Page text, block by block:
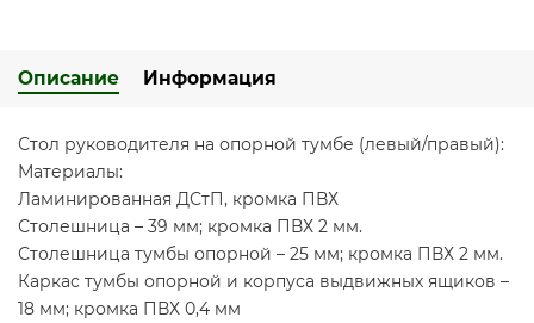
Описание Информация
Стол руководителя на опорной тумбе (левый/правый):
Материалы:
Ламинированная ДСтП, кромка ПВХ
Столешница – 39 мм; кромка ПВХ 2 мм.
Столешница тумбы опорной – 25 мм; кромка ПВХ 2 мм.
Каркас тумбы опорной и корпуса выдвижных ящиков –
18 мм; кромка ПВХ 0,4 мм